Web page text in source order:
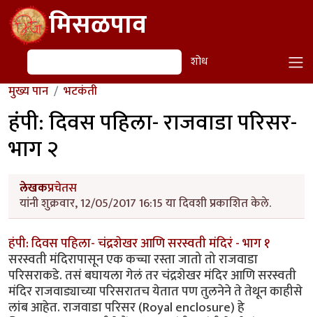
Skip to main contentमिसळपाव
शोध शोध
मुख्य पान भटकंती
हंपी: दिवस पहिला- राजवाडा परिसर-
भाग २
लेखकप्रचेतस
यांनी शुक्रवार, 12/05/2017 16:15 या दिवशी प्रकाशित केले.
हंपी: दिवस पहिला- चंद्रशेखर आणि सरस्वती मंदिरं - भाग १
सरस्वती मंदिरापासून एक कच्चा रस्ता जातो तो राजवाडा
परिसराकडे. तसं बघायला गेलं तर चंद्रशेखर मंदिर आणि सरस्वती
मंदिर राजवाड्याच्या परिसरातच येतात पण तुलनेने ते तेथून काहीसे
लांब आहेत. राजवाडा परिसर (Royal enclosure) हे